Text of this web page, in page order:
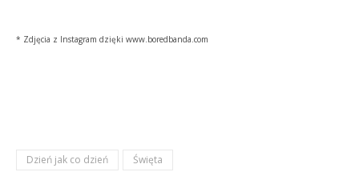
* Zdjęcia z Instagram dzięki www.boredbanda.com
Dzień jak co dzień Święta